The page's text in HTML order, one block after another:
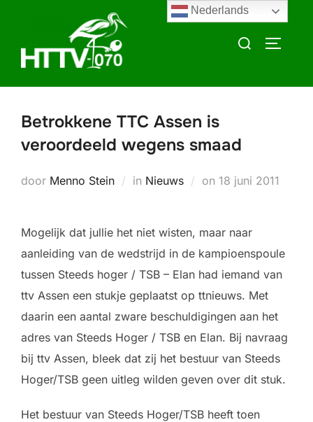
inhoud
Zoek
Betrokkene TTC Assen is
veroordeeld wegens smaad
door Menno Stein in Nieuws on Geplaatst
18 juni 2011
Mogelijk dat jullie het niet wisten, maar naar
aanleiding van de wedstrijd in de kampioenspoule
tussen Steeds hoger / TSB – Elan had iemand van
ttv Assen een stukje geplaatst op ttnieuws. Met
daarin een aantal zware beschuldigingen aan het
adres van Steeds Hoger / TSB en Elan. Bij navraag
bij ttv Assen, bleek dat zij het bestuur van Steeds
Hoger/TSB geen uitleg wilden geven over dit stuk.
Het bestuur van Steeds Hoger/TSB heeft toen
Nederlands